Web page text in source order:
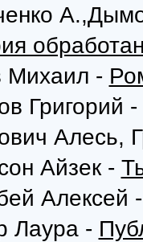
Михаил -
Григорий -
Алесь,
Айзек -
Алексей
Лаура -